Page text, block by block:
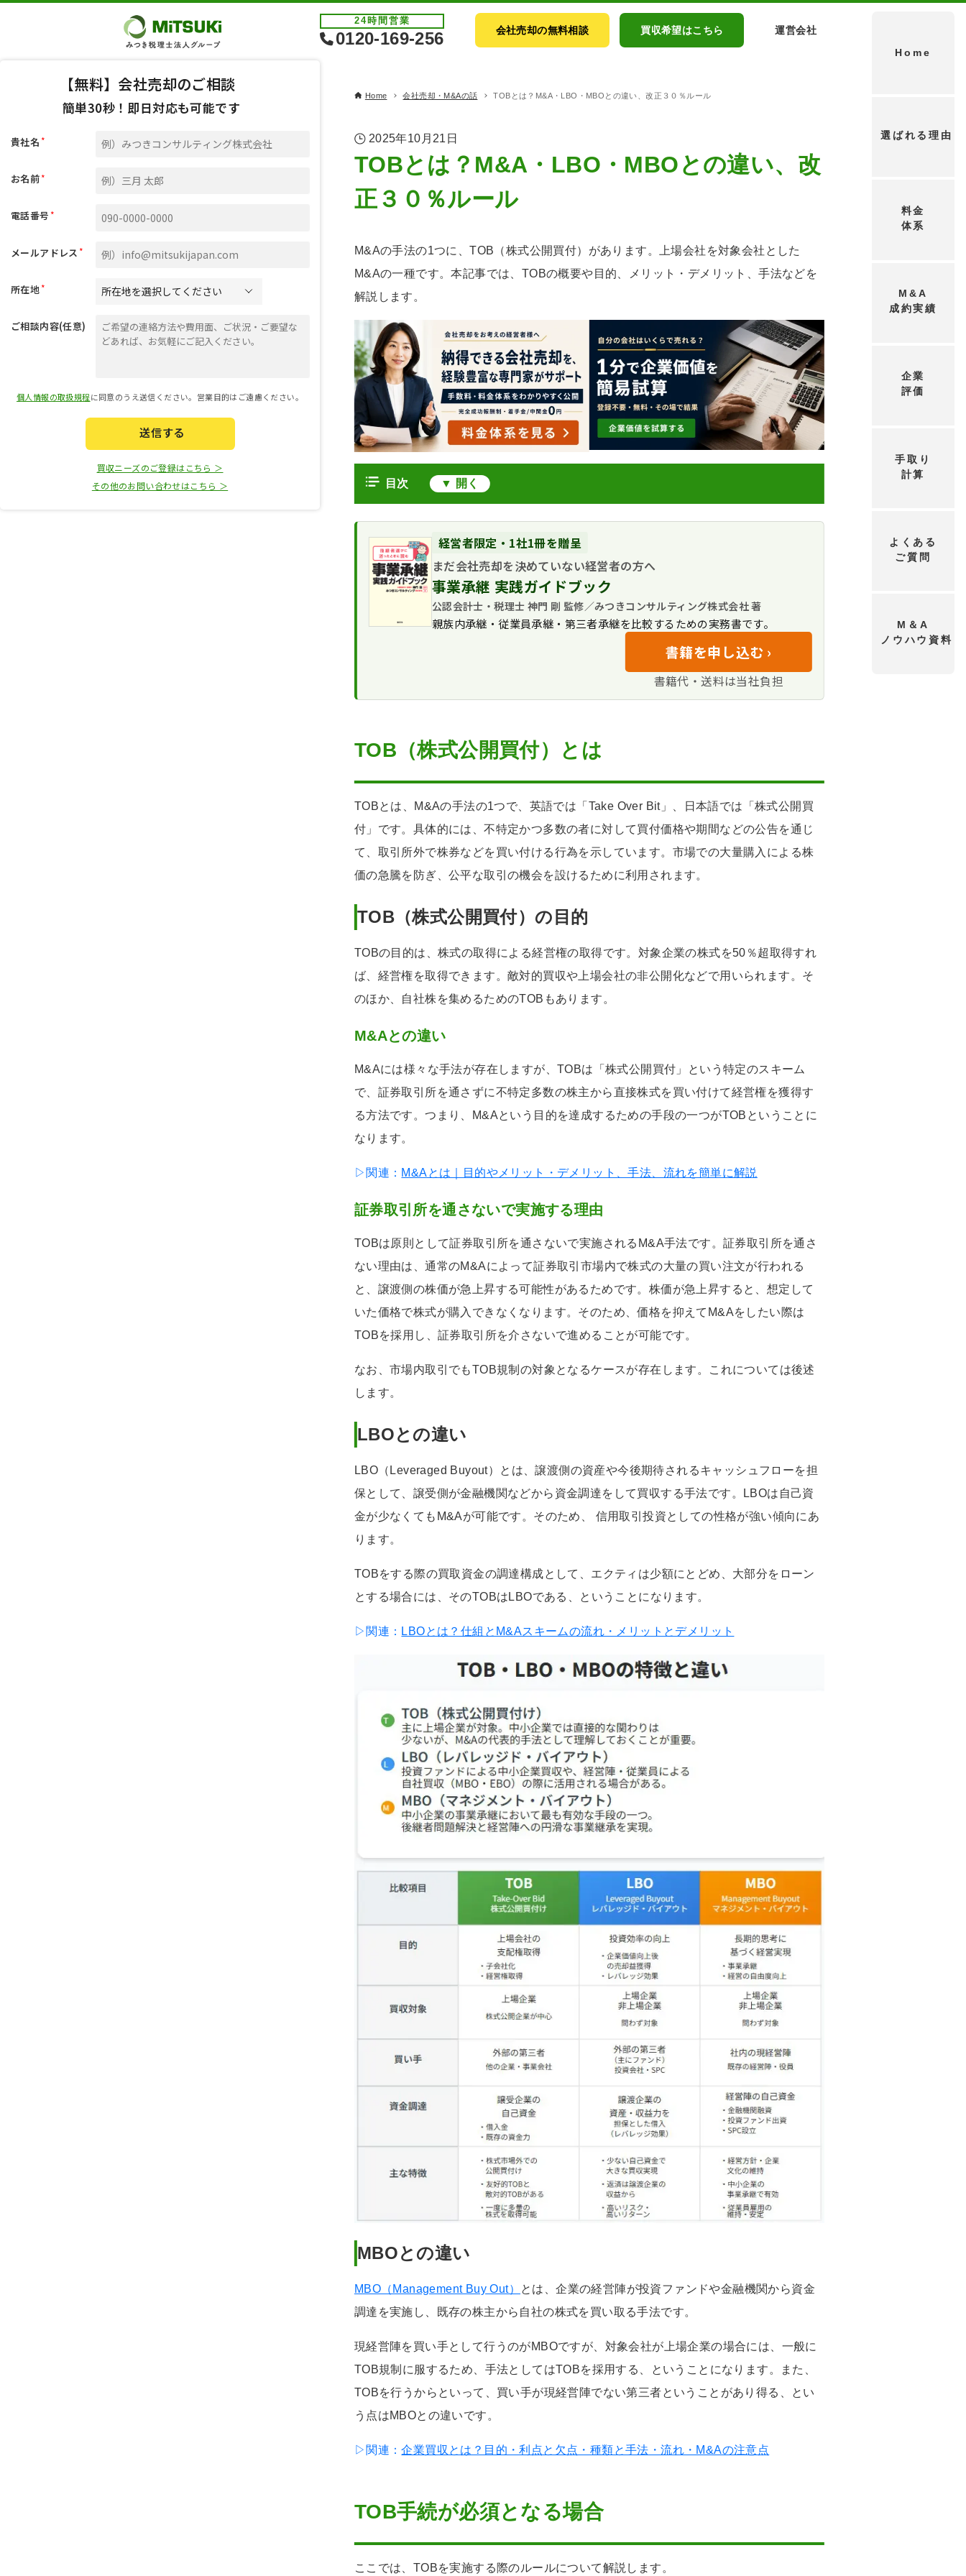
24時間 営業
0120-169-256 会社売却の無料相談 買収希望はこちら
運営会社
Home
選ばれる理由
料金
体系
M&A
成約実績
企業
評価
手取り
計算
よくある
ご質問
M＆A
ノウハウ資料
Home 会社売却・M&Aの話 TOBとは？M&A・LBO・MBOとの違い、改正３０％ルール
2025年10月21日
TOBとは？M&A・LBO・MBOとの違い、改
正３０％ルール
M&Aの手法の1つに、TOB（株式公開買付）があります。上場会社を対象会社とした
M&Aの一種です。本記事では、TOBの概要や目的、メリット・デメリット、手法などを
解説します。
目次
MBOとの違い
TOB手続が必須となる場合
5％ルール
３分の１ルール（３０％ルール）
TOB（株式公開買付）の種類
敵対的TOB（同意なき買収）
友好的TOB
TOB（株式公開買付）のメリット・デメリット
TOB（株式公開買付）の手続・進め方
TOBの事例：永谷園がMBOで上場廃止（2024年6月公表）
経営者限定・1社1冊を贈呈
まだ会社売却を決めていない経営者の方へ
事業承継 実践ガイドブック
公認会計士・税理士 神門 剛 監修／みつきコンサルティング株式会社 著
親族内承継・従業員承継・第三者承継を比較するための実務書です。
書籍を申し込む ›
書籍代・送料は当社負担
TOB（株式公開買付）とは
TOBとは、M&Aの手法の1つで、英語では「Take Over Bit」、日本語では「株式公開買
付」です。具体的には、不特定かつ多数の者に対して買付価格や期間などの公告を通じ
て、取引所外で株券などを買い付ける行為を示しています。市場での大量購入による株
価の急騰を防ぎ、公平な取引の機会を設けるために利用されます。
TOB（株式公開買付）の目的
TOBの目的は、株式の取得による経営権の取得です。対象企業の株式を50％超取得すれ
ば、経営権を取得できます。敵対的買収や上場会社の非公開化などで用いられます。そ
のほか、自社株を集めるためのTOBもあります。
M&Aとの違い
M&Aには様々な手法が存在しますが、TOBは「株式公開買付」という特定のスキーム
で、証券取引所を通さずに不特定多数の株主から直接株式を買い付けて経営権を獲得す
る方法です。つまり、M&Aという目的を達成するための手段の一つがTOBということに
なります。
▷関連： M&Aとは｜目的やメリット・デメリット、手法、流れを簡単に解説
証券取引所を通さないで実施する理由
TOBは原則として証券取引所を通さないで実施されるM&A手法です。証券取引所を通さ
ない理由は、通常のM&Aによって証券取引市場内で株式の大量の買い注文が行われる
と、譲渡側の株価が急上昇する可能性があるためです。株価が急上昇すると、想定して
いた価格で株式が購入できなくなります。そのため、価格を抑えてM&Aをしたい際は
TOBを採用し、証券取引所を介さないで進めることが可能です。
なお、市場内取引でもTOB規制の対象となるケースが存在します。これについては後述
します。
LBOとの違い
LBO（Leveraged Buyout）とは、譲渡側の資産や今後期待されるキャッシュフローを担
保として、譲受側が金融機関などから資金調達をして買収する手法です。LBOは自己資
金が少なくてもM&Aが可能です。そのため、 信用取引投資としての性格が強い傾向にあ
ります。
TOBをする際の買取資金の調達構成として、エクティは少額にとどめ、大部分をローン
とする場合には、そのTOBはLBOである、ということになります。
▷関連： LBOとは？仕組とM&Aスキームの流れ・メリットとデメリット
MBOとの違い
MBO（Management Buy Out）
とは、企業の経営陣が投資ファンドや金融機関から資金
調達を実施し、既存の株主から自社の株式を買い取る手法です。
現経営陣を買い手として行うのがMBOですが、対象会社が上場企業の場合には、一般に
TOB規制に服するため、手法としてはTOBを採用する、ということになります。また、
TOBを行うからといって、買い手が現経営陣でない第三者ということがあり得る、とい
う点はMBOとの違いです。
▷関連：企業買収とは？目的・利点と欠点・種類と手法・流れ・M&Aの注意点
TOB手続が必須となる場合
ここでは、TOBを実施する際のルールについて解説します。
【無料】会社売却のご相談
簡単30秒！即日対応も可能です
貴社名 *
お名前*
電話番号 *
メールアドレス *
所在地*
ご相談内容(任意)
個人情報の取扱規程に同意のうえ送信ください。営業目的はご遠慮ください。
送信する
買収ニーズのご登録はこちら ＞
その他のお問い合わせはこちら ＞